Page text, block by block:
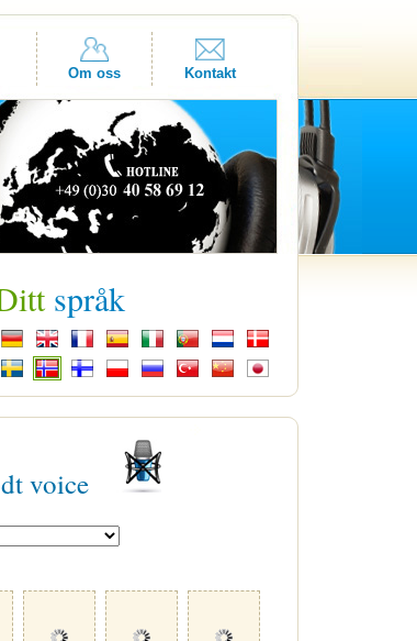
Om oss Kontakt
språk
voice